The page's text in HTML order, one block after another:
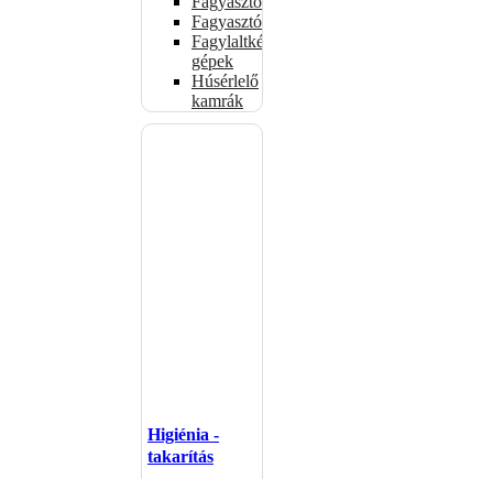
Fagyasztószekrények
Fagylaltkészítő
gépek
Húsérlelő
kamrák
Higiénia -
takarítás